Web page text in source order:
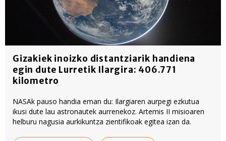
Gizakiek inoizko distantziarik handiena
egin dute Lurretik Ilargira: 406.771
kilometro
NASAk pauso handia eman du: Ilargiaren aurpegi ezkutua
ikusi dute lau astronautek aurrenekoz. Artemis II misioaren
helburu nagusia aurkikuntza zientifikoak egitea izan da.